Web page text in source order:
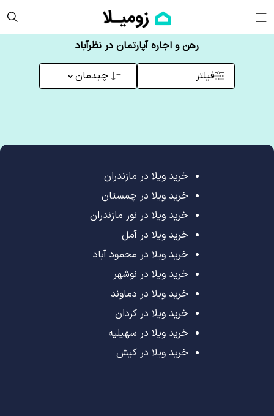
رهن و اجاره آپارتمان در نظرآباد
فیلتر چیدمان
خرید ویلا در مازندران
خرید ویلا در چمستان
خرید ویلا در نور مازندران
خرید ویلا در آمل
خرید ویلا در محمود آباد
خرید ویلا در نوشهر
خرید ویلا در دماوند
خرید ویلا در کردان
خرید ویلا در سهیلیه
خرید ویلا در کیش